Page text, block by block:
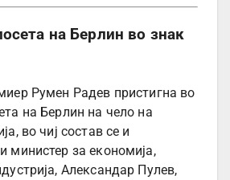
на Берлин во знак
Румен Радев пристигна во
на Берлин на чело на
во чиј состав се и
министер за економија,
Александар Пулев,